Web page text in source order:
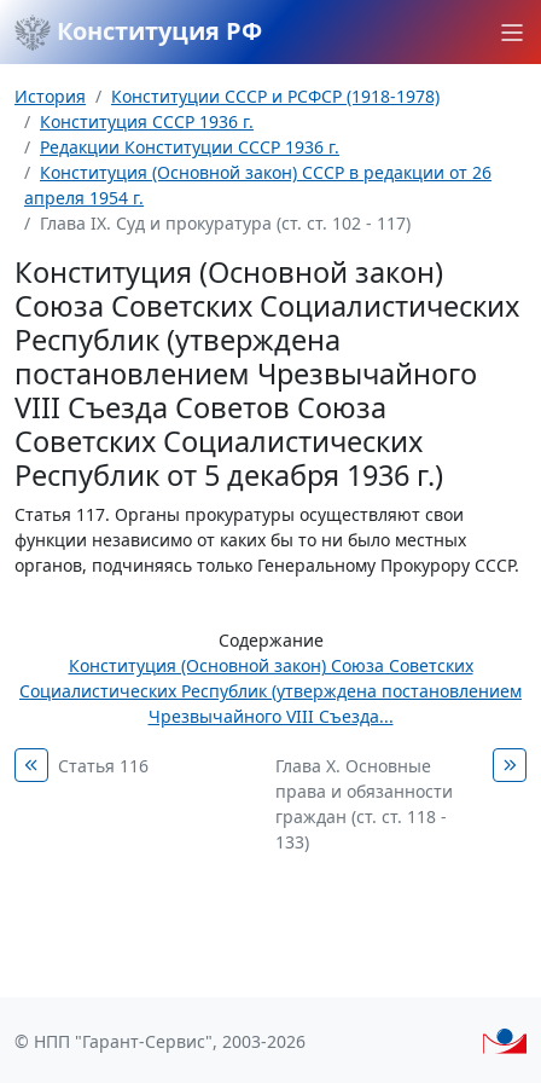
Конституция РФ
История
Конституции СССР и РСФСР (1918-1978)
Конституция СССР 1936 г.
Редакции Конституции СССР 1936 г.
Конституция (Основной закон) СССР в редакции от 26
апреля 1954 г.
Глава IX. Суд и прокуратура (ст. ст. 102 - 117)
Конституция (Основной закон)
Союза Советских Социалистических
Республик (утверждена
постановлением Чрезвычайного
VIII Съезда Советов Союза
Советских Социалистических
Республик от 5 декабря 1936 г.)
Статья 117. Органы прокуратуры осуществляют свои
функции независимо от каких бы то ни было местных
органов, подчиняясь только Генеральному Прокурору СССР.
Содержание
Конституция (Основной закон) Союза Советских
Социалистических Республик (утверждена постановлением
Чрезвычайного VIII Съезда...
Статья 116
Глава Х. Основные
права и обязанности
граждан (ст. ст. 118 -
133)
© НПП "Гарант-Сервис", 2003-2026